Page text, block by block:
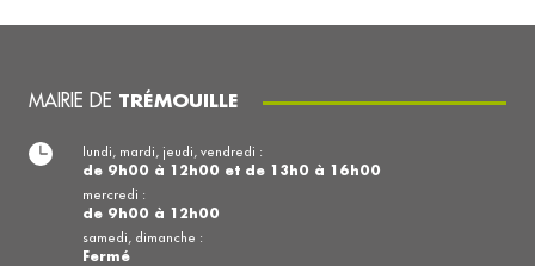
MAIRIE DE TRÉMOUILLE
lundi, mardi, jeudi, vendredi :
de 9h00 à 12h00 et de 13h0 à 16h00
mercredi :
de 9h00 à 12h00
samedi, dimanche :
Fermé